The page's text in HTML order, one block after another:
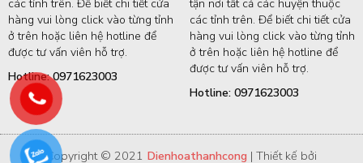
các tỉnh trên. Để biết chi tiết cửa
hàng vui lòng click vào từng tỉnh
ở trên hoặc liên hệ hotline để
được tư vấn viên hỗ trợ.
Hotline: 0971623003
tận nơi tất cả các huyện thuộc
các tỉnh trên. Để biết chi tiết cửa
hàng vui lòng click vào từng tỉnh
ở trên hoặc liên hệ hotline để
được tư vấn viên hỗ trợ.
Hotline: 0971623003
Copyright © 2021 Dienhoathanhcong | Thiết kế bởi